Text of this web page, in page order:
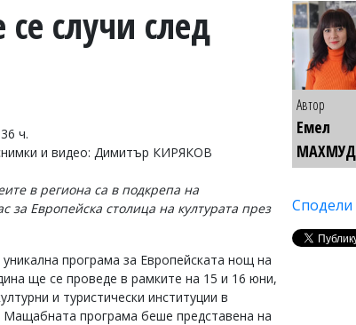
случи след
ч.
и видео: Димитър КИРЯКОВ
в региона са в подкрепа на
за Европейска столица на културата през
програма за Европейската нощ на
ще се проведе в рамките на 15 и 16 юни,
и туристически институции в
Мащабната програма беше представена на
Автор
Емел
МАХМУД
Сподели